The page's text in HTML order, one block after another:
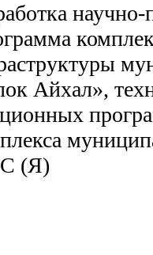
Айхал»,
(Я)